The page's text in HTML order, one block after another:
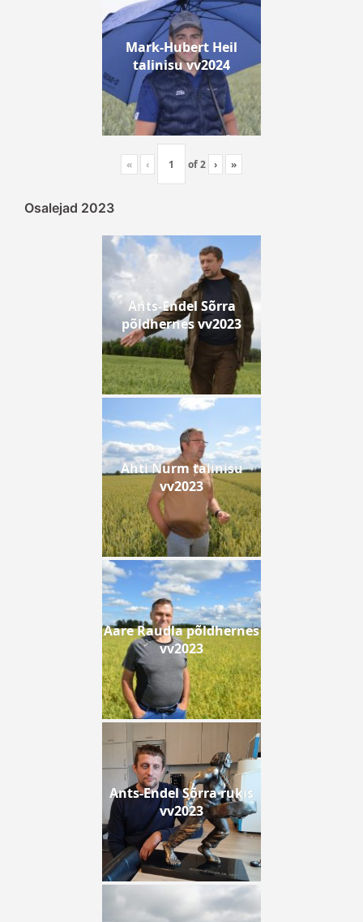
Mark-Hubert Heil
talinisu vv2024
« ‹ of2 › »
Osalejad 2023
Ants-Endel Sõrra
põldhernes vv2023
Ahti Nurm talinisu
vv2023
Aare Raudla põldhernes
vv2023
Ants-Endel Sõrra rukis
vv2023